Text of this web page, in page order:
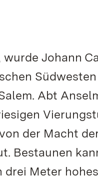
Johann
Abt
der Macht
Bestaunen
Meter